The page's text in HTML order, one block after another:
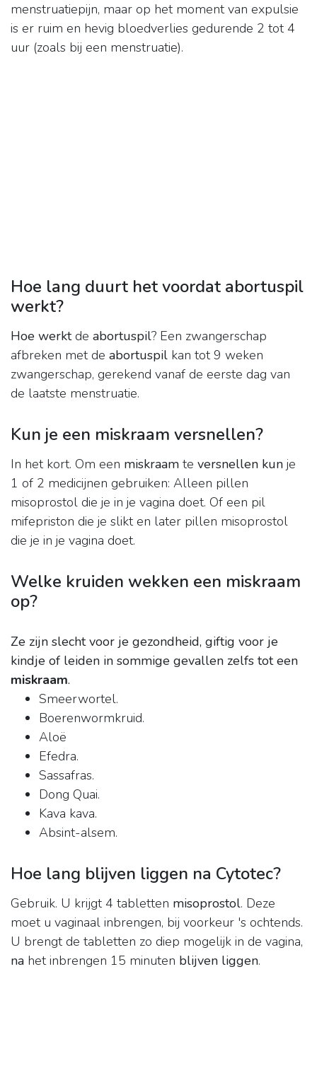
menstruatiepijn, maar op het moment van expulsie
is er ruim en hevig bloedverlies gedurende 2 tot 4
uur (zoals bij een menstruatie).
Hoe lang duurt het voordat abortuspil
werkt?
Hoe werktde abortuspil? Een zwangerschap
afbreken met de abortuspil kan tot 9 weken
zwangerschap, gerekend vanaf de eerste dag van
de laatste menstruatie.
Kun je een miskraam versnellen?
In het kort. Om een miskraam te versnellen kun je
1 of 2 medicijnen gebruiken: Alleen pillen
misoprostol die je in je vagina doet. Of een pil
mifepriston die je slikt en later pillen misoprostol
die je in je vagina doet.
Welke kruiden wekken een miskraam
op?
Ze zijn slecht voor je gezondheid, giftig voor je
kindje of leiden in sommige gevallen zelfs tot een
miskraam.
Smeerwortel.
Boerenwormkruid.
Aloë
Efedra.
Sassafras.
Dong Quai.
Kava kava.
Absint-alsem.
Hoe lang blijven liggen na Cytotec?
Gebruik. U krijgt 4 tabletten misoprostol. Deze
moet u vaginaal inbrengen, bij voorkeur 's ochtends.
U brengt de tabletten zo diep mogelijk in de vagina,
na het inbrengen 15 minuten blijven liggen.